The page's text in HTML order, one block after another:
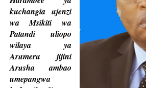
kuchangia ujenzi
wa Msikiti wa
Patandi uliopo
wilaya ya
Arumeru jijini
Arusha ambao
umepangwa